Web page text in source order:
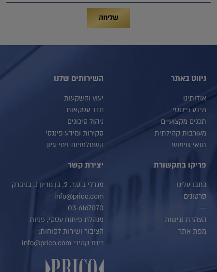
שליחה
ניווט באתר
אודותינו
מידע פיננסי
תכנים מקצועיים
מעורבות קהילתית
תנאי שימוש
השירותים שלנו
יעוץ והשקעות
חדר עסקאות
ניהול סיכונים
סקירות ומידע פיננסי
השתלמויות וימי עיון
פריקו בתקשורת
כתבו עלינו
סרטונים
---
הצהרת נגישות
מפת אתר
יצירת קשר
מגדלי ב.ס.ר. 2, בן גוריון 1, בניברק
info@prico.com
03-6167070
מנהלת פיתוח עסקי, פניות
הציבור ושירות לקוחות:
רינת קהירי info@prico.com